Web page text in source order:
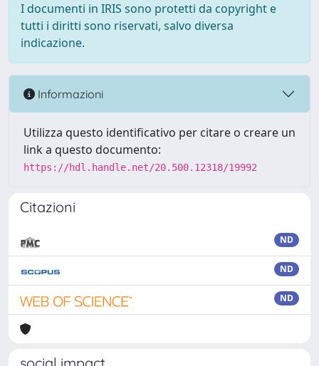
I documenti in IRIS sono protetti da copyright e
tutti i diritti sono riservati, salvo diversa
indicazione.
Informazioni
Utilizza questo identificativo per citare o creare un
link a questo documento:
https://hdl.handle.net/20.500.12318/19992
Citazioni
ND
ND
ND